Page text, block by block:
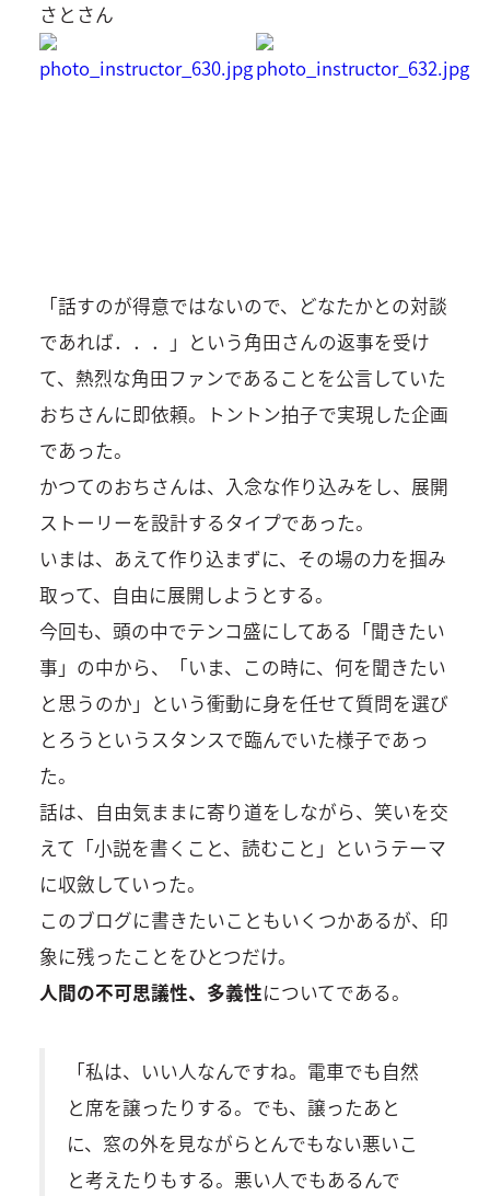
さとさん
「話すのが得意ではないので、どなたかとの対談
であれば．．．」という角田さんの返事を受け
て、熱烈な角田ファンであることを公言していた
おちさんに即依頼。トントン拍子で実現した企画
であった。
かつてのおちさんは、入念な作り込みをし、展開
ストーリーを設計するタイプであった。
いまは、あえて作り込まずに、その場の力を掴み
取って、自由に展開しようとする。
今回も、頭の中でテンコ盛にしてある「聞きたい
事」の中から、「いま、この時に、何を聞きたい
と思うのか」という衝動に身を任せて質問を選び
とろうというスタンスで臨んでいた様子であっ
た。
話は、自由気ままに寄り道をしながら、笑いを交
えて「小説を書くこと、読むこと」というテーマ
に収斂していった。
このブログに書きたいこともいくつかあるが、印
象に残ったことをひとつだけ。
人間の不可思議性、多義性についてである。
「私は、いい人なんですね。電車でも自然
と席を譲ったりする。でも、譲ったあと
に、窓の外を見ながらとんでもない悪いこ
と考えたりもする。悪い人でもあるんで